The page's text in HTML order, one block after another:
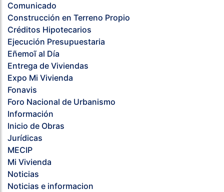
Comunicado
Construcción en Terreno Propio
Créditos Hipotecarios
Ejecución Presupuestaria
Eñemoĩ al Día
Entrega de Viviendas
Expo Mi Vivienda
Fonavis
Foro Nacional de Urbanismo
Información
Inicio de Obras
Jurídicas
MECIP
Mi Vivienda
Noticias
Noticias e informacion